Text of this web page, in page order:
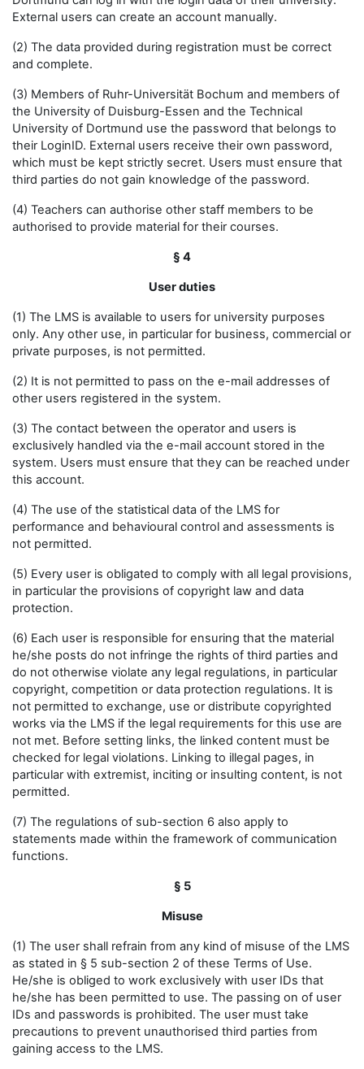
External users can create an account manually.
(2) The data provided during registration must be correct
and complete.
(3) Members of Ruhr-Universität Bochum and members of
the University of Duisburg-Essen and the Technical
University of Dortmund use the password that belongs to
their LoginID. External users receive their own password,
which must be kept strictly secret. Users must ensure that
third parties do not gain knowledge of the password.
(4) Teachers can authorise other staff members to be
authorised to provide material for their courses.
§ 4
User duties
(1) The LMS is available to users for university purposes
only. Any other use, in particular for business, commercial or
private purposes, is not permitted.
(2) It is not permitted to pass on the e-mail addresses of
other users registered in the system.
(3) The contact between the operator and users is
exclusively handled via the e-mail account stored in the
system. Users must ensure that they can be reached under
this account.
(4) The use of the statistical data of the LMS for
performance and behavioural control and assessments is
not permitted.
(5) Every user is obligated to comply with all legal provisions,
in particular the provisions of copyright law and data
protection.
(6) Each user is responsible for ensuring that the material
he/she posts do not infringe the rights of third parties and
do not otherwise violate any legal regulations, in particular
copyright, competition or data protection regulations. It is
not permitted to exchange, use or distribute copyrighted
works via the LMS if the legal requirements for this use are
not met. Before setting links, the linked content must be
checked for legal violations. Linking to illegal pages, in
particular with extremist, inciting or insulting content, is not
permitted.
(7) The regulations of sub-section 6 also apply to
statements made within the framework of communication
functions.
§ 5
Misuse
(1) The user shall refrain from any kind of misuse of the LMS
as stated in § 5 sub-section 2 of these Terms of Use.
He/she is obliged to work exclusively with user IDs that
he/she has been permitted to use. The passing on of user
IDs and passwords is prohibited. The user must take
precautions to prevent unauthorised third parties from
gaining access to the LMS.